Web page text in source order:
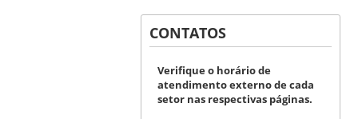
CONTATOS
Verifique o horário de
atendimento externo de cada
setor nas respectivas páginas.